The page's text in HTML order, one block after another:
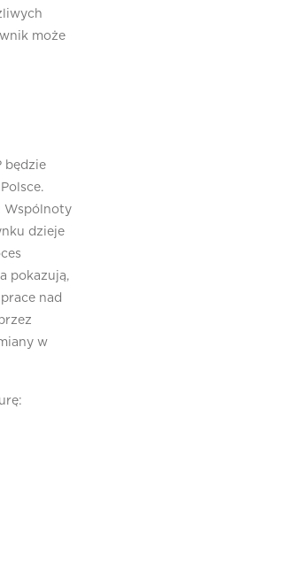
może
będzie
Wspólnoty
dzieje
pokazują,
nad
w